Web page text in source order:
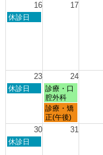
8
月
16 17
日
2026
休診日
23 24
日
月
2026
休診日
月
曜
日,
8
月
診療・口
腔外科
月
曜
日,
診療・矯
正(午後)
30 31
日
休診日